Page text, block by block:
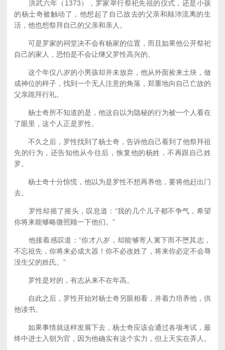
洪武六年（1373），罗家举行祭祀先祖的仪式，还是小孩
的杨士奇被触动了，他想起了自己故去的父亲和颠沛流离的生
活，他也想祭拜自己的父亲和亲人。
可是罗家的祠堂决不会有杨家的位置，而且如果他公开祭祀
自己的家人，恐怕是不会让继父罗性高兴的。
这个年仅八岁的小男孩却并未放弃，他从外面捡来土块，做
成神位的样子，找到一个无人注意的角落，郑重地向自己亡故的
父亲跪拜行礼。
杨士奇所不知道的是，他这自以为隐秘的行为被一个人看在
了眼里，这个人正是罗性。
不久之后，罗性找到了杨士奇，告诉他自己看到了他祭拜祖
先的行为，还告知他从今往后，恢复他的杨姓，不再跟自己姓
罗。
杨士奇十分惊慌，他以为是罗性不想再养他，要将他赶出门
去。
罗性却摇了摇头，叹息道：“我的几个儿子都不争气，希望
你将来能够略微照顾一下他们。”
他接着感叹道：“你才八岁，却能够寄人篱下而不堕其志，
不忘祖先，你将来必成大器！你不必改姓了，将来你必定不会辱
没生父的姓氏。”
罗性是对的，有志从来不在年高。
自此之后，罗性开始对杨士奇另眼相看，并着力培养他，供
他读书。
如果事情就这样发展下去，杨士奇应该会通过各项考试，最
终中进士入朝为官，因为他确实有这个实力，但上天实在弄人。